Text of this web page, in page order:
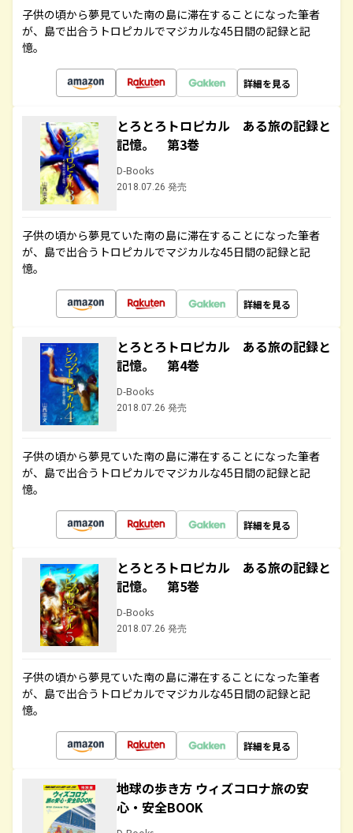
子供の頃から夢見ていた南の島に滞在することになった筆者
が、島で出合うトロピカルでマジカルな45日間の記録と記
憶。
詳細を見る
とろとろトロピカル ある旅の記録と
記憶。 第3巻
D-Books
2018.07.26 発売
子供の頃から夢見ていた南の島に滞在することになった筆者
が、島で出合うトロピカルでマジカルな45日間の記録と記
憶。
詳細を見る
とろとろトロピカル ある旅の記録と
記憶。 第4巻
D-Books
2018.07.26 発売
子供の頃から夢見ていた南の島に滞在することになった筆者
が、島で出合うトロピカルでマジカルな45日間の記録と記
憶。
詳細を見る
とろとろトロピカル ある旅の記録と
記憶。 第5巻
D-Books
2018.07.26 発売
子供の頃から夢見ていた南の島に滞在することになった筆者
が、島で出合うトロピカルでマジカルな45日間の記録と記
憶。
詳細を見る
地球の歩き方 ウィズコロナ旅の安
心・安全BOOK